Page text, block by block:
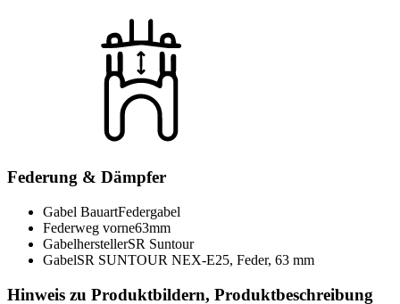
Federung & Dämpfer
Gabel BauartFedergabel
Federweg vorne63mm
GabelherstellerSR Suntour
GabelSR SUNTOUR NEX-E25, Feder, 63 mm
Hinweis zu Produktbildern, Produktbeschreibung